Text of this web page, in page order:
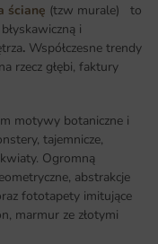
ścianę (tzw murale) to
i
. Współczesne trendy
rzecz głębi, faktury
motywy botaniczne i
tajemnicze,
Ogromną
abstrakcje
fototapety imitujące
marmur ze złotymi